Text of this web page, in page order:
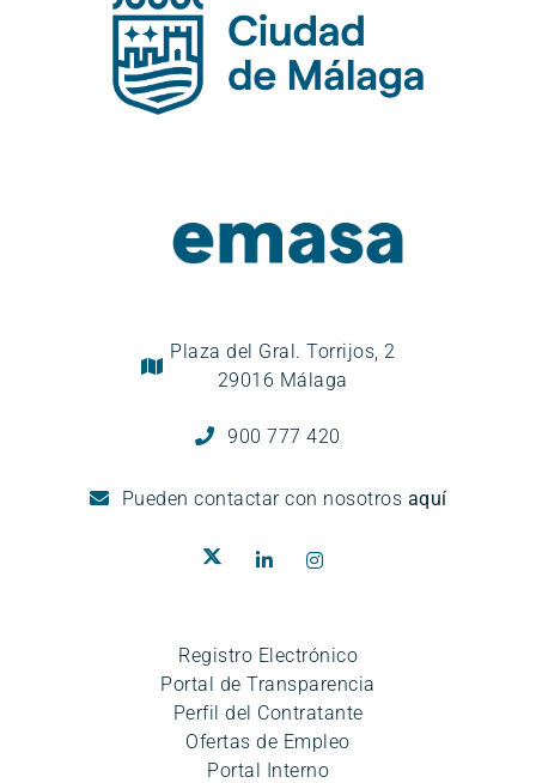
Plaza del Gral. Torrijos, 2
29016 Málaga
900 777 420
Pueden contactar con nosotros aquí
Registro Electrónico
Portal de Transparencia
Perfil del Contratante
Ofertas de Empleo
Portal Interno